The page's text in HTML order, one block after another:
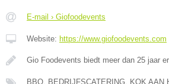
E-mail › Giofoodevents
Website: https://www.giofoodevents.com
Gio Foodevents biedt meer dan 25 jaar
BBQ, BEDRIJFSCATERING, KOK AAN